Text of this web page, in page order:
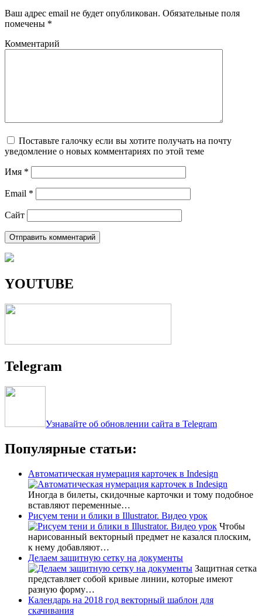
Ваш адрес email не будет опубликован. Обязательные поля
помечены *
Комментарий
Поставьте галочку если вы хотите получать на почту
уведомление о новых комментариях по этой теме
Имя *
Email *
Сайт
YOUTUBE
Telegram
Узнавайте об обновлении сайта в Telegram
Популярные статьи:
Автоматическая нумерация карточек в Indesign
Иногда в билеты, скидочные карточки и тому подобное
вставляют переменные…
Рисуем тени и блики в Illustrator. Видео урок
Чтобы
нарисованный векторный предмет не казался плоским,
к нему добавляют…
Делаем защитную сетку на документы
Защитная сетка
представляет собой кривые линии, которые имеют
разную форму…
Календарь на 2018 год векторный шаблон для
скачивания